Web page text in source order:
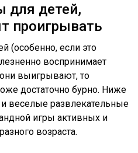
для детей,
проигрывать
(особенно, если это
воспринимает
выигрывают, то
достаточно бурно. Ниже
веселые развлекательные
игры активных и
возраста.